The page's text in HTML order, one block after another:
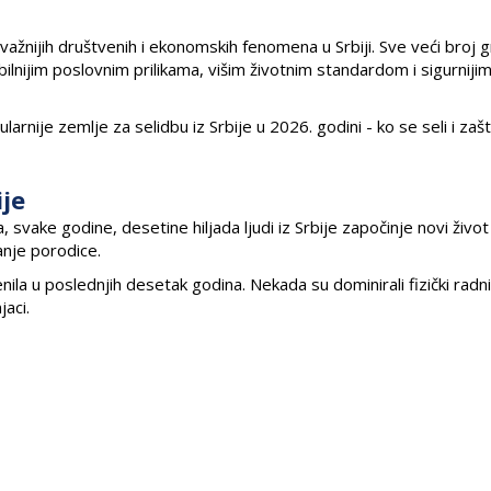
društvenih i ekonomskih fenomena u Srbiji. Sve veći broj
poslovnim prilikama, višim životnim standardom i sigurnijim
zemlje za selidbu iz Srbije u 2026. godini - ko se seli i
godine, desetine hiljada ljudi iz Srbije započinje novi
porodice.
u poslednjih desetak godina. Nekada su dominirali fizički